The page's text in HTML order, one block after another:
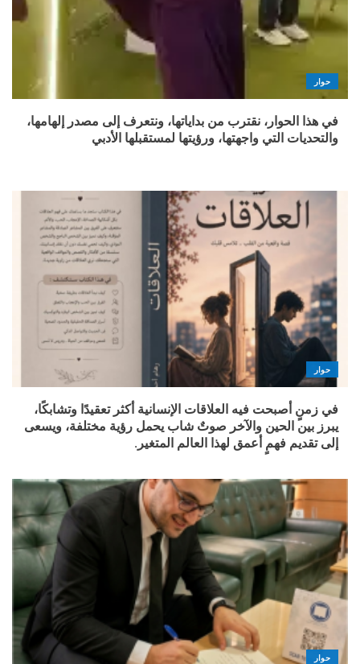
حوار
في هذا الحوار، نقترب من بداياتها، ونتعرف إلى مصدر إلهامها،
والتحديات التي واجهتها، ورؤيتها لمستقبلها الأدبي
حوار
في زمنٍ أصبحت فيه العلاقات الإنسانية أكثر تعقيدًا وتشابكًا،
يبرز بين الحين والآخر صوتٌ شاب يحمل رؤية مختلفة، ويسعى
إلى تقديم فهمٍ أعمق لهذا العالم المتغير.
حوار